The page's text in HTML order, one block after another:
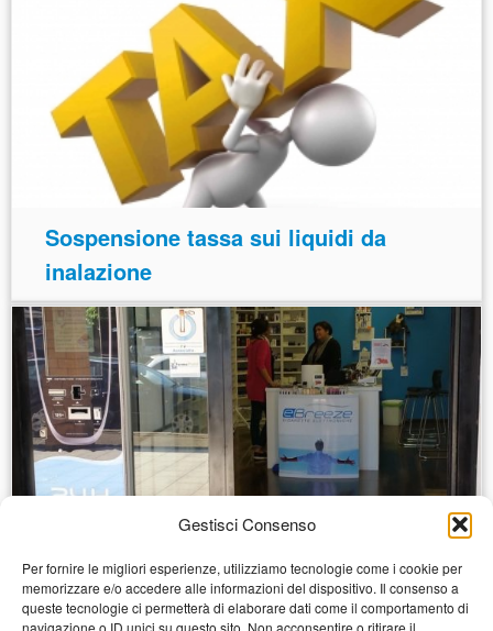
Gestisci Consenso
Per fornire le migliori esperienze, utilizziamo tecnologie come i cookie per
memorizzare e/o accedere alle informazioni del dispositivo. Il consenso a
queste tecnologie ci permetterà di elaborare dati come il comportamento di
navigazione o ID unici su questo sito. Non acconsentire o ritirare il
Sospensione tassa sui liquidi da
inalazione
Sigaretta Elettronica e
Disinformazione